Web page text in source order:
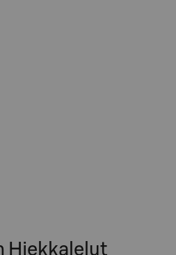
Hiekkalelut